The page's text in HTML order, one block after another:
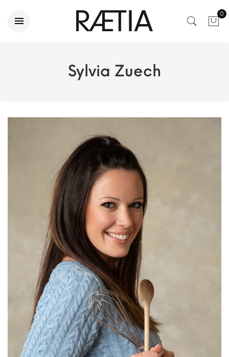
0
Sylvia Zuech